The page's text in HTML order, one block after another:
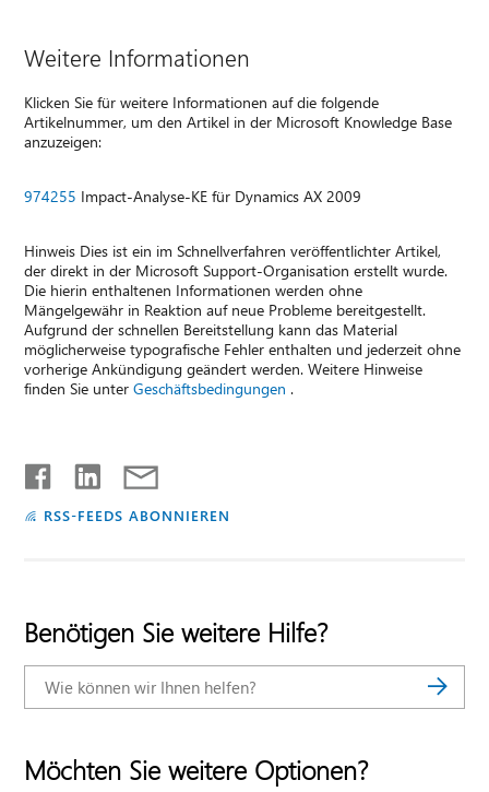
Weitere Informationen
Klicken Sie für weitere Informationen auf die folgende
Artikelnummer, um den Artikel in der Microsoft Knowledge Base
anzuzeigen:
974255 Impact-Analyse-KE für Dynamics AX 2009
Hinweis Dies ist ein im Schnellverfahren veröffentlichter Artikel,
der direkt in der Microsoft Support-Organisation erstellt wurde.
Die hierin enthaltenen Informationen werden ohne
Mängelgewähr in Reaktion auf neue Probleme bereitgestellt.
Aufgrund der schnellen Bereitstellung kann das Material
möglicherweise typografische Fehler enthalten und jederzeit ohne
vorherige Ankündigung geändert werden. Weitere Hinweise
finden Sie unterGeschäftsbedingungen .
RSS-FEEDS ABONNIEREN
Benötigen Sie weitere Hilfe?
Möchten Sie weitere Optionen?